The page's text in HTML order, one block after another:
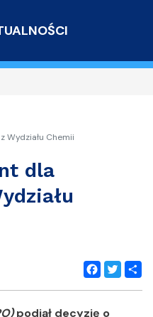
Wydziału Chemii
dla
Facebook
Twitter
podjął decyzję o